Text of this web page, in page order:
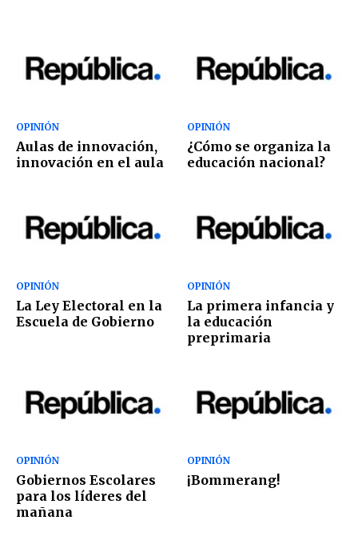
OPINIÓN
Aulas de innovación,
innovación en el aula
OPINIÓN
¿Cómo se organiza la
educación nacional?
OPINIÓN
La Ley Electoral en la
Escuela de Gobierno
OPINIÓN
La primera infancia y
la educación
preprimaria
OPINIÓN
Gobiernos Escolares
para los líderes del
mañana
OPINIÓN
¡Bommerang!